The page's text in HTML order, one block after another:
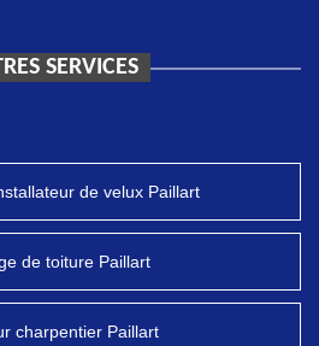
SERVICES
de velux Paillart
de toiture Paillart
charpentier Paillart